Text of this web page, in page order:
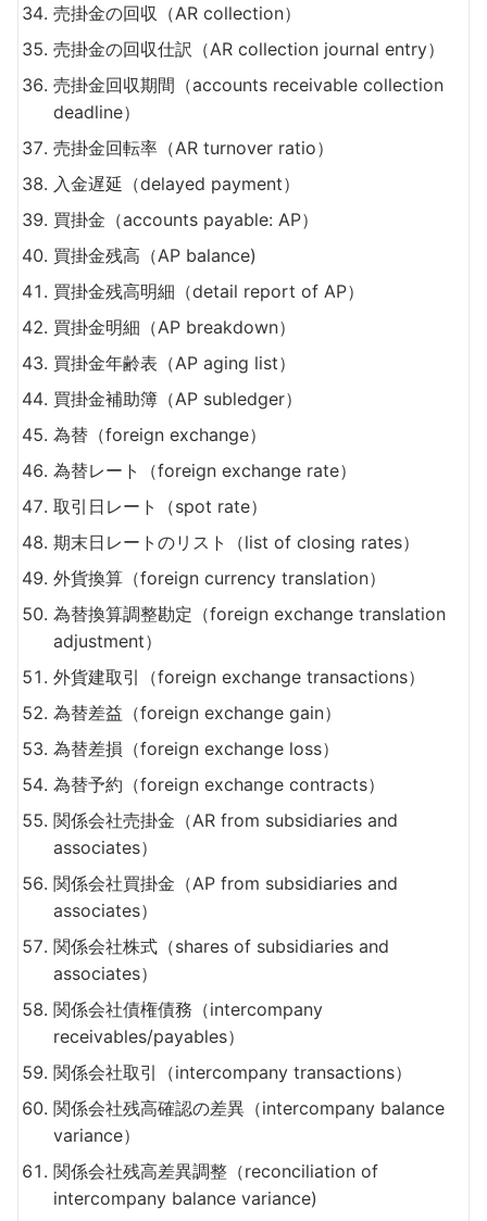
売掛金の回収（AR collection）
売掛金の回収仕訳（AR collection journal entry）
売掛金回収期間（accounts receivable collection
deadline）
売掛金回転率（AR turnover ratio）
入金遅延（delayed payment）
買掛金（accounts payable: AP）
買掛金残高（AP balance)
買掛金残高明細（detail report of AP）
買掛金明細（AP breakdown）
買掛金年齢表（AP aging list）
買掛金補助簿（AP subledger）
為替（foreign exchange）
為替レート（foreign exchange rate）
取引日レート（spot rate）
期末日レートのリスト（list of closing rates）
外貨換算（foreign currency translation）
為替換算調整勘定（foreign exchange translation
adjustment）
外貨建取引（foreign exchange transactions）
為替差益（foreign exchange gain）
為替差損（foreign exchange loss）
為替予約（foreign exchange contracts）
関係会社売掛金（AR from subsidiaries and
associates）
関係会社買掛金（AP from subsidiaries and
associates）
関係会社株式（shares of subsidiaries and
associates）
関係会社債権債務（intercompany
receivables/payables）
関係会社取引（intercompany transactions）
関係会社残高確認の差異（intercompany balance
variance）
関係会社残高差異調整（reconciliation of
intercompany balance variance)